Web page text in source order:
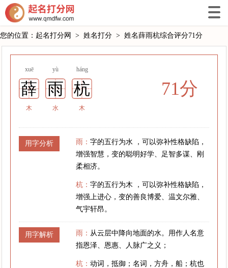
您的位置： 起名打分网 > 姓名打分 > 姓名薛雨杭综合评分71分
xuē yù háng
薛 雨 杭
木 水 木
71分
用字分析 雨：字的五行为水 ，可以弥补性格缺陷，
增强智慧，变的聪明好学、足智多谋、刚
柔相济。
杭：字的五行为木 ，可以弥补性格缺陷，
增强上进心，变的善良博爱、温文尔雅、
气宇轩昂。
用字解析 雨： 从云层中降向地面的水。用作人名意
指恩泽、恩惠、人脉广之义；
杭：动词，抵御；名词，方舟，船；杭也